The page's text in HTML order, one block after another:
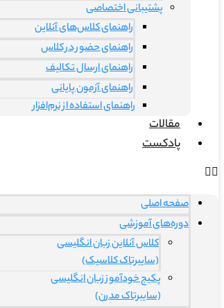
پشتیبانی اختصاصی
راهنمای کلاس‌های آنلاین
راهنمای حضور در کلاس
راهنمای ارسال تکالیف
راهنمای آزمون پایانی
راهنمای استفاده از نرم‌افزار
مقالات
پادکست
صفحه اصلی
دوره‌های آموزشی
کلاس آنلاین زبان انگلیسی
(سایبرتاک کلاسیک)
پکیج خودآموز زبان انگلیسی
(سایبرتاک مدرن)